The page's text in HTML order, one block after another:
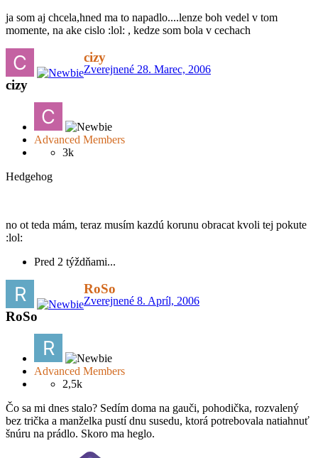
ja som aj chcela,hned ma to napadlo....lenze boh vedel v tom
momente, na ake cislo :lol: , kedze som bola v cechach
cizy
Zverejnené 28. Marec, 2006
cizy
Advanced Members
3k
Hedgehog
no ot teda mám, teraz musím kazdú korunu obracat kvoli tej pokute
:lol:
Pred 2 týždňami...
RoSo
Zverejnené 8. Apríl, 2006
RoSo
Advanced Members
2,5k
Čo sa mi dnes stalo? Sedím doma na gauči, pohodička, rozvalený
bez trička a manželka pustí dnu susedu, ktorá potrebovala natiahnuť
šnúru na prádlo. Skoro ma heglo.